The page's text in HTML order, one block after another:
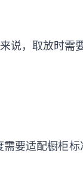
说，取放时需
需要适配橱柜